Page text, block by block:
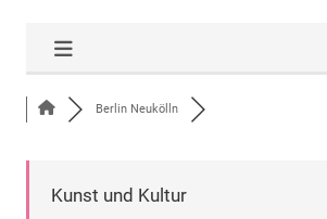
springen
Berlin Neukölln
Kunst und Kultur